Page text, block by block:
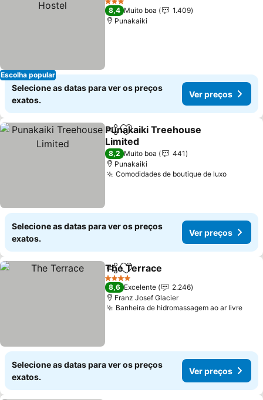
Escolha popular
3 Estrelas
8,4 Muito boa
1.409
Punakaiki
Selecione as datas para ver os preços
exatos.
Ver preços
PartilharAdicionar aos favoritos
Punakaiki Treehouse
Limited
8,2 Muito boa
441
Punakaiki
Comodidades de boutique de luxo
Selecione as datas para ver os preços
exatos.
Ver preços
PartilharAdicionar aos favoritos
The Terrace
4 Estrelas
8,6 Excelente
2.246
Franz Josef Glacier
Banheira de hidromassagem ao ar livre
Selecione as datas para ver os preços
exatos.
Ver preços